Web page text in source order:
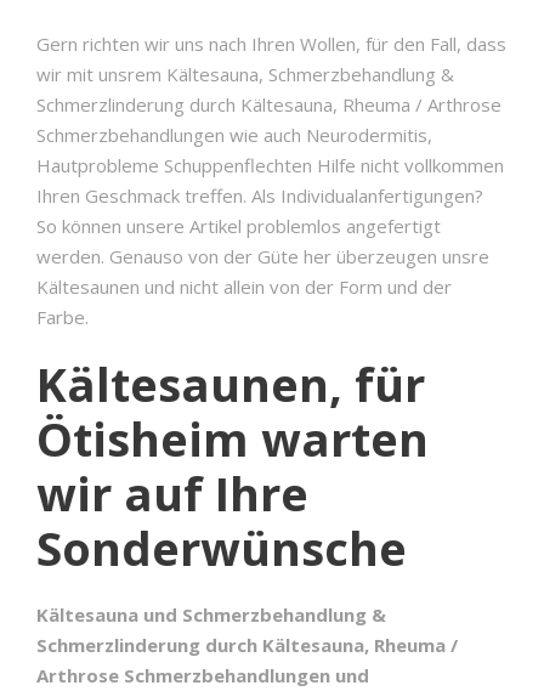
Gern richten wir uns nach Ihren Wollen, für den Fall, dass
wir mit unsrem Kältesauna, Schmerzbehandlung &
Schmerzlinderung durch Kältesauna, Rheuma / Arthrose
Schmerzbehandlungen wie auch Neurodermitis,
Hautprobleme Schuppenflechten Hilfe nicht vollkommen
Ihren Geschmack treffen. Als Individualanfertigungen?
So können unsere Artikel problemlos angefertigt
werden. Genauso von der Güte her überzeugen unsre
Kältesaunen und nicht allein von der Form und der
Farbe.
Kältesaunen, für
Ötisheim warten
wir auf Ihre
Sonderwünsche
Kältesauna und Schmerzbehandlung &
Schmerzlinderung durch Kältesauna, Rheuma /
Arthrose Schmerzbehandlungen und